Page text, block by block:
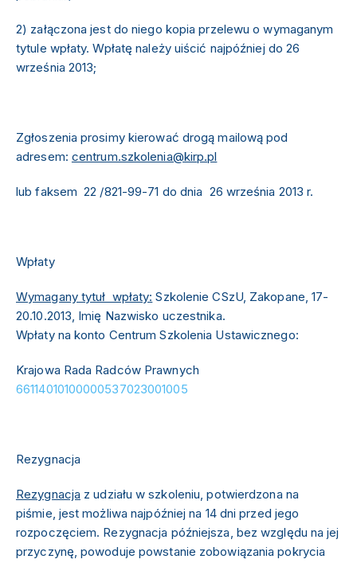
2) załączona jest do niego kopia przelewu o wymaganym
tytule wpłaty. Wpłatę należy uiścić najpóźniej do 26
września 2013;
Zgłoszenia prosimy kierować drogą mailową pod
adresem: centrum.szkolenia@kirp.pl
lub faksem 22 /821-99-71 do dnia 26 września 2013 r.
Wpłaty
Wymagany tytuł wpłaty: Szkolenie CSzU, Zakopane, 17-
20.10.2013, Imię Nazwisko uczestnika.
Wpłaty na konto Centrum Szkolenia Ustawicznego:
Krajowa Rada Radców Prawnych
66114010100000537023001005
Rezygnacja
Rezygnacja z udziału w szkoleniu, potwierdzona na
piśmie, jest możliwa najpóźniej na 14 dni przed jego
rozpoczęciem. Rezygnacja późniejsza, bez względu na jej
przyczynę, powoduje powstanie zobowiązania pokrycia